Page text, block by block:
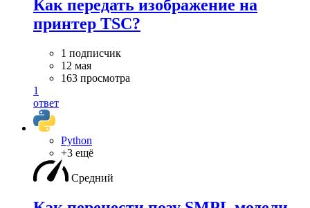
Как передать изображение на
принтер TSC?
1 подписчик
12 мая
163 просмотра
1
ответ
Python
+3 ещё
Средний